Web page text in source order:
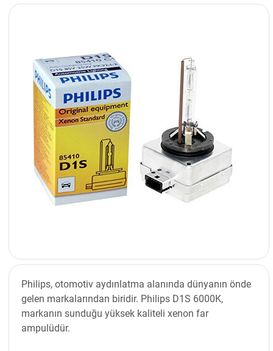
Philips, otomotiv aydınlatma alanında dünyanın önde
gelen markalarından biridir. Philips D1S 6000K,
markanın sunduğu yüksek kaliteli xenon far
ampulüdür.